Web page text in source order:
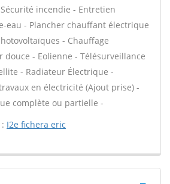
incendie - Entretien
eau - Plancher chauffant électrique
- Chauffage
douce - Eolienne - Télésurveillance
- Radiateur Électrique -
en électricité (Ajout prise) -
complète ou partielle -
I2e fichera eric